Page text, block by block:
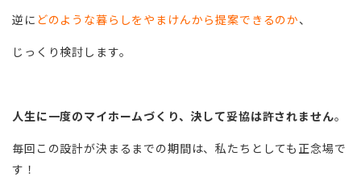
逆に どのような暮らしをやまけんから提案できるのか、
じっくり検討します。
人生に一度のマイホームづくり、決して妥協は許されません。
毎回この設計が決まるまでの期間は、私たちとしても正念場で
す！